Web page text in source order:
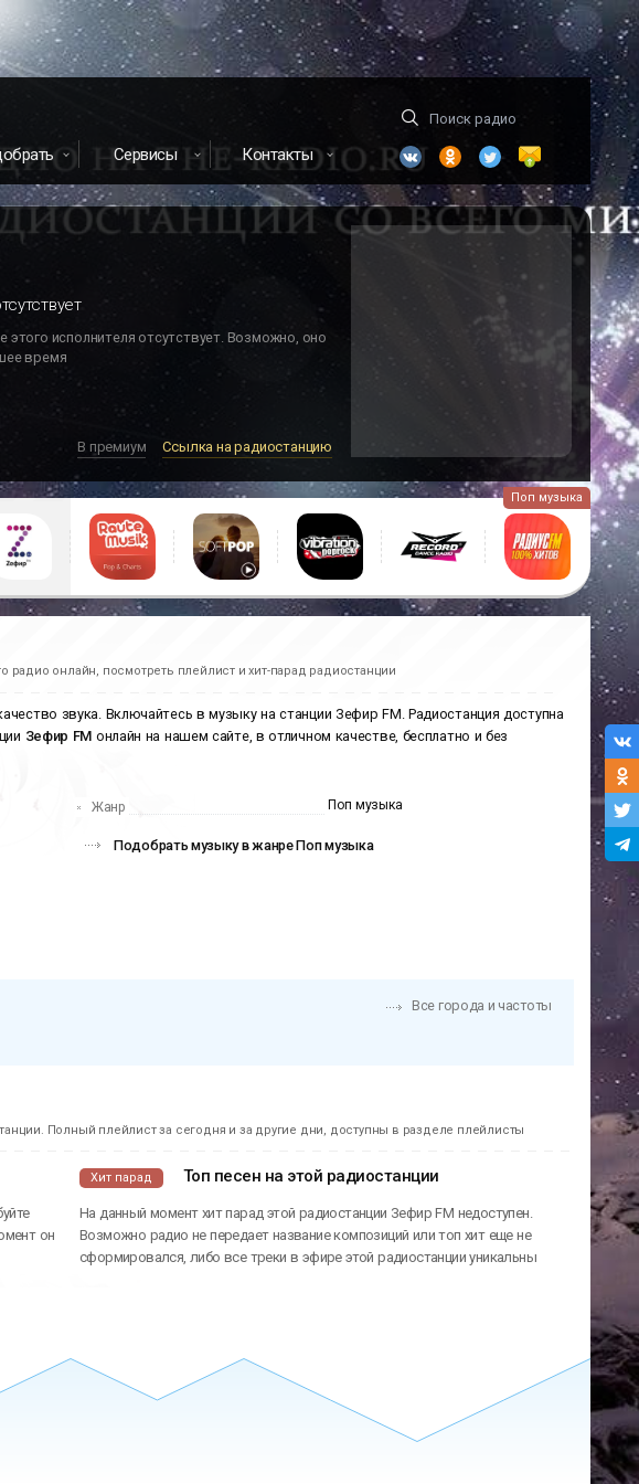
Сервисы Контакты
этого исполнителя отсутствует. Возможно, оно
время
В премиум Ссылка на радиостанцию
Поп музыка
радио онлайн, посмотреть плейлист и хит-парад радиостанции
звука. Включайтесь в музыку на станции Зефир FM. Радиостанция доступна
Зефир FM онлайн на нашем сайте, в отличном качестве, бесплатно и без
Жанр Поп музыка
Подобрать музыку в жанре Поп музыка
Все города и частоты
Полный плейлист за сегодня и за другие дни, доступны в разделе плейлисты
он
Хит парад Топ песен на этой радиостанции
На данный момент хит парад этой радиостанции Зефир FM недоступен.
Возможно радио не передает название композиций или топ хит еще не
сформировался, либо все треки в эфире этой радиостанции уникальны